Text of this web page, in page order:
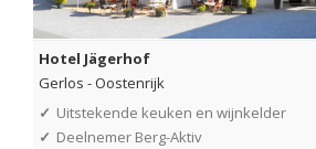
Hotel Jägerhof
Gerlos -Oostenrijk
✓ Uitstekende keuken en wijnkelder
✓ Deelnemer Berg-Aktiv